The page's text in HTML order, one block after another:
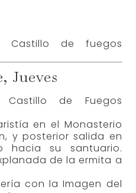
de fuegos
Jueves
de Fuegos
en el Monasterio
y posterior salida en
hacia su santuario.
de la ermita a
con la Imagen del